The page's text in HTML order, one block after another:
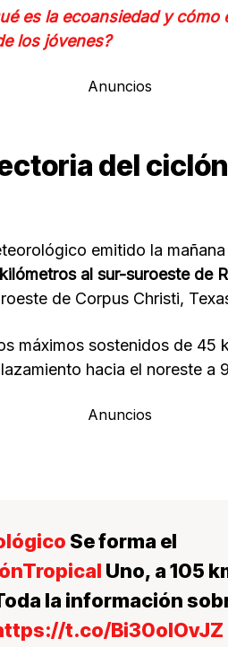
es la ecoansiedad y cómo
los jóvenes?
Anuncios
del
emitido la
al sur-suroeste de
de Corpus Christi,
máximos sostenidos de 45
hacia el noreste a
Anuncios
Se forma el
Uno, a 105
la información
t.co/Bi30olOvJZ